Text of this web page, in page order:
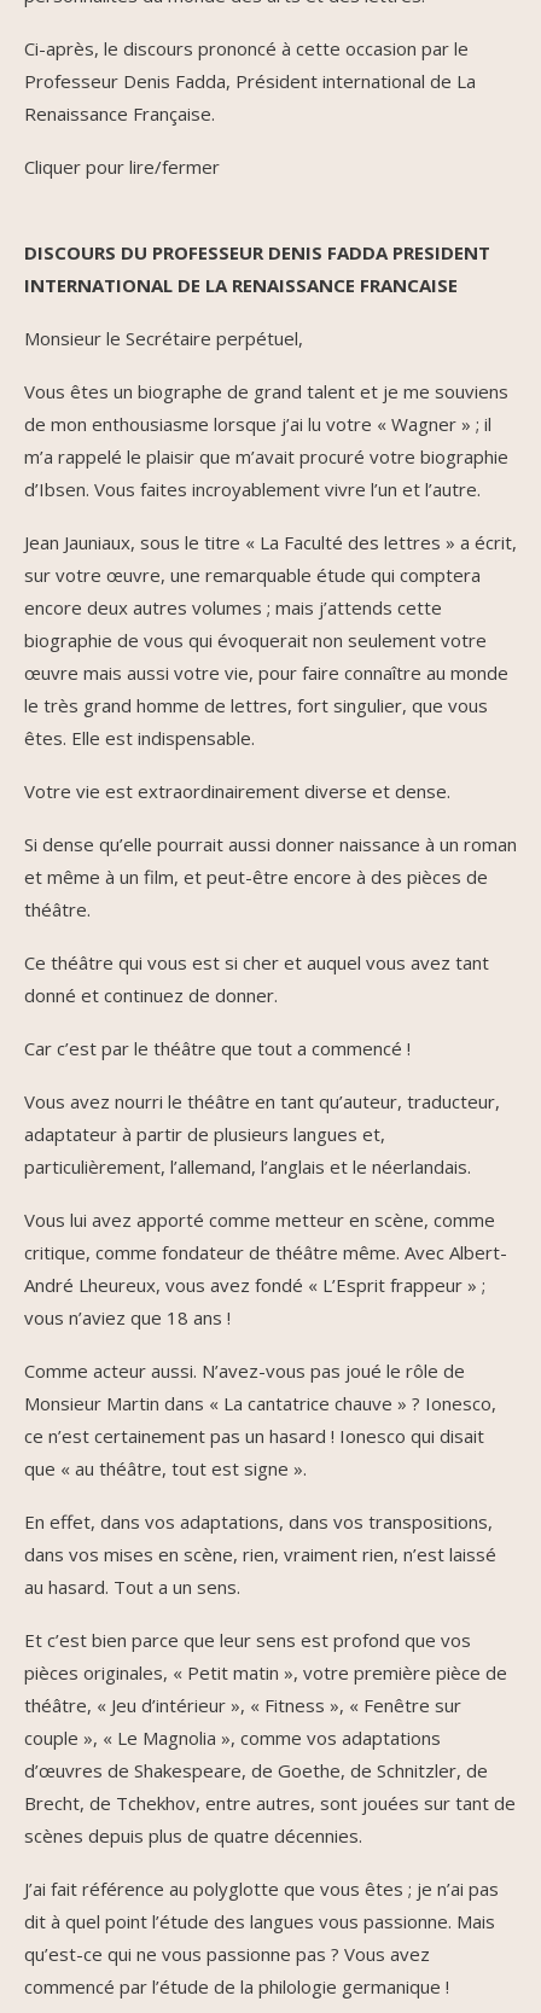
Ci-après, le discours prononcé à cette occasion par le
Professeur Denis Fadda, Président international de La
Renaissance Française.
Cliquer pour lire/fermer
DISCOURS DU PROFESSEUR DENIS FADDA PRESIDENT
INTERNATIONAL DE LA RENAISSANCE FRANCAISE
Monsieur le Secrétaire perpétuel,
Vous êtes un biographe de grand talent et je me souviens
de mon enthousiasme lorsque j’ai lu votre « Wagner » ; il
m’a rappelé le plaisir que m’avait procuré votre biographie
d’Ibsen. Vous faites incroyablement vivre l’un et l’autre.
Jean Jauniaux, sous le titre « La Faculté des lettres » a écrit,
sur votre œuvre, une remarquable étude qui comptera
encore deux autres volumes ; mais j’attends cette
biographie de vous qui évoquerait non seulement votre
œuvre mais aussi votre vie, pour faire connaître au monde
le très grand homme de lettres, fort singulier, que vous
êtes. Elle est indispensable.
Votre vie est extraordinairement diverse et dense.
Si dense qu’elle pourrait aussi donner naissance à un roman
et même à un film, et peut-être encore à des pièces de
théâtre.
Ce théâtre qui vous est si cher et auquel vous avez tant
donné et continuez de donner.
Car c’est par le théâtre que tout a commencé !
Vous avez nourri le théâtre en tant qu’auteur, traducteur,
adaptateur à partir de plusieurs langues et,
particulièrement, l’allemand, l’anglais et le néerlandais.
Vous lui avez apporté comme metteur en scène, comme
critique, comme fondateur de théâtre même. Avec Albert-
André Lheureux, vous avez fondé « L’Esprit frappeur » ;
vous n’aviez que 18 ans !
Comme acteur aussi. N’avez-vous pas joué le rôle de
Monsieur Martin dans « La cantatrice chauve » ? Ionesco,
ce n’est certainement pas un hasard ! Ionesco qui disait
que « au théâtre, tout est signe ».
En effet, dans vos adaptations, dans vos transpositions,
dans vos mises en scène, rien, vraiment rien, n’est laissé
au hasard. Tout a un sens.
Et c’est bien parce que leur sens est profond que vos
pièces originales, « Petit matin », votre première pièce de
théâtre, « Jeu d’intérieur », « Fitness », « Fenêtre sur
couple », « Le Magnolia », comme vos adaptations
d’œuvres de Shakespeare, de Goethe, de Schnitzler, de
Brecht, de Tchekhov, entre autres, sont jouées sur tant de
scènes depuis plus de quatre décennies.
J’ai fait référence au polyglotte que vous êtes ; je n’ai pas
dit à quel point l’étude des langues vous passionne. Mais
qu’est-ce qui ne vous passionne pas ? Vous avez
commencé par l’étude de la philologie germanique !